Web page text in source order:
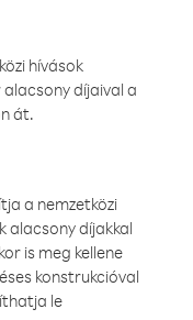
hívások
díjaival a
át.
a nemzetközi
alacsony díjakkal
is meg kellene
konstrukcióval
le